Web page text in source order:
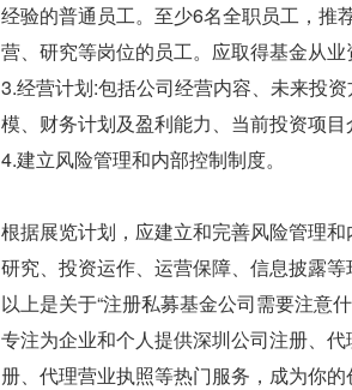
经验的普通员工。至少6名全职员工，推
营、研究等岗位的员工。应取得基金从业
3.经营计划:包括公司经营内容、未来投
模、财务计划及盈利能力、当前投资项
4.建立风险管理和内部控制制度。
根据展览计划，应建立和完善风险管理
研究、投资运作、运营保障、信息披露
以上是关于“注册私募基金公司需要注意
专注为企业和个人提供深圳公司注册、
册、代理营业执照等热门服务，成为你